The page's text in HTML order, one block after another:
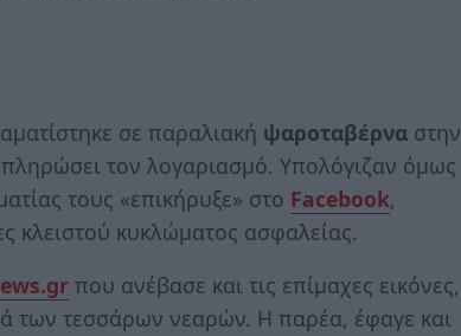
σε παραλιακή ψαροταβέρνα στην
τον λογαριασμό. Υπολόγιζαν όμως
τους «επικήρυξε» στο Facebook,
κλειστού κυκλώματος ασφαλείας.
που ανέβασε και τις επίμαχες εικόνες,
των τεσσάρων νεαρών. Η παρέα, έφαγε και